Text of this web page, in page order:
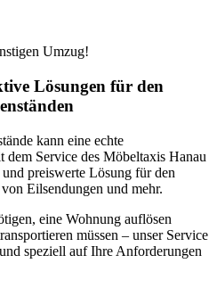
Umzug!
Lösungen für den
kann eine echte
Service des Möbeltaxis Hanau
preiswerte Lösung für den
Eilsendungen und mehr.
eine Wohnung auflösen
müssen – unser Service
speziell auf Ihre Anforderungen